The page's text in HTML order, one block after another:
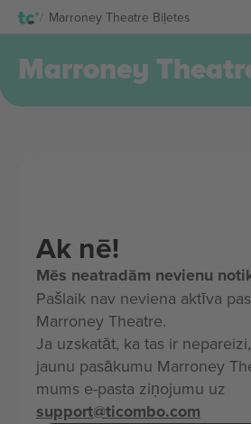
Marroney Theatre Biļetes
Marroney
Ak nē!
Mēs neatradām nevienu
Pašlaik nav neviena aktīva
Marroney Theatre.
Ja uzskatāt, ka tas ir
jaunu pasākumu Marroney
mums e-pasta ziņojumu uz
support@ticombo.com